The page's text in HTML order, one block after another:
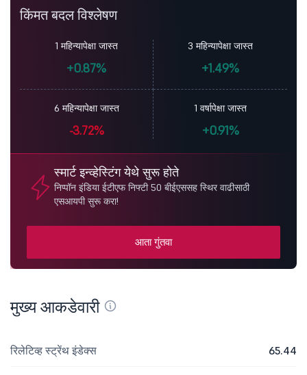
किंमत बदल विश्लेषण
1 महिन्यापेक्षा जास्त
+0.87%
3 महिन्यापेक्षा जास्त
+1.49%
6 महिन्यापेक्षा जास्त
-3.72%
1 वर्षापेक्षा जास्त
+0.91%
स्मार्ट इन्व्हेस्टिंग येथे सुरू होते
निप्पॉन इंडिया ईटीएफ निफ्टी 50 बीईएससह स्थिर वाढीसाठी
एसआयपी सुरू करा!
आता गुंतवा
मुख्य आकडेवारी
रिलेटिव्ह स्ट्रेंथ इंडेक्स 65.44